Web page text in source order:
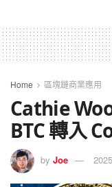
Home 區塊鏈商業應用
Cathie
BTC 轉入
by Joe